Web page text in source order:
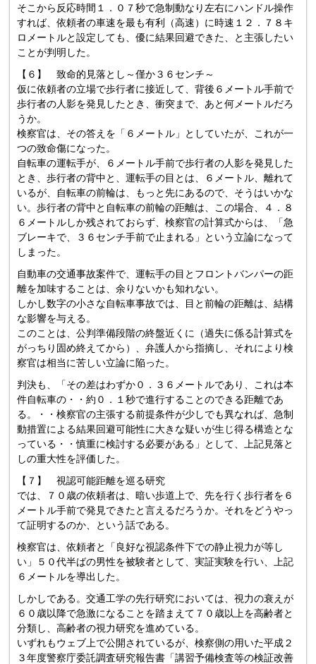
そこから反応時間１．０７秒で急制動なり左右にハンドル操作
すれば、依頼者の車速を最も有利（高速）に時速１２．７８キ
ロメートルと設定しても、優に結果回避できた、と主張したい
ことが判明した。
【６】 致命的見落とし～僅か３６センチ～
仮に依頼者の立場で歩行者に接近して、背後６メートル手前で
歩行者の人影を発見したとき、衝突まで、あと何メートルだろ
うか。
検察官は、その答えを「６メートル」としていたが、これが一
つの致命傷になった。
自転車の運転手が、６メートル手前で歩行者の人影を発見した
とき、歩行者の背中と、運転手の目とは、６メートル、離れて
いるが、自転車の前輪は、もっと先にあるので、そうはいかな
い。歩行者の背中と自転車の前輪の距離は、この場合、４．８
６メートルしか残されておらず、検察官の計算式からは、「急
ブレーキで、３６センチ手前で止まれる」という立論になって
しまった。
自動車の交通事故案件で、運転手の目とフロントバンパーの距
離を加味することは、余りないかも知れない。
しかし数字の小さな自転車事故では、目と前輪の距離は、結構
な影響を与える。
このことは、公判準備段階の終盤近くに（過失に係る計算式を
がっちり固め終えてから）、弁護人から指摘し、それにより検
察官は相当に苦しい立論に陥った。
判決も、「その差はわずか０．３６メートルであり、これは本
件自転車の・・約０．１秒で進行することのできる距離であ
る。・・検察官の主張する前提条件が少しでも異なれば、急制
動措置による結果回避可能性に大きな疑いが生じ得る構造とな
っている・・慎重に検討する必要がある」として、上記見落と
しの重大性を評価した。
【７】 視認可能距離を巡る研究
では、７０歳の依頼者は、暗い歩道上で、先を行く歩行者を６
メートル手前で発見できたと言えるだろうか。それをどうやっ
て証明するのか、という話である。
検察官は、依頼者と「良好な視認条件下での静止視力が等し
い」５０代半ばの男性を被験者として、実証実験を行い、上記
６メートルを導出した。
しかしである。交通工学の先行研究においては、視力の衰えが
６０歳以降で急激になることを踏まえて７０歳以上を高齢者と
分類し、高齢者の視力研究を進めている。
いずれもウェブ上で公開されているが、検察側の用いた平成２
３年度警察庁委託調査研究報告書「講習予備検査等の検証改善